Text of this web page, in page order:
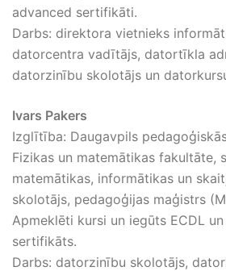
advanced sertifikāti.
Darbs: direktora vietnieks
datorcentra vadītājs, datortīkla
datorzinību skolotājs un
Ivars Pakers
Izglītība: Daugavpils
Fizikas un matemātikas fakultāte,
matemātikas, informātikas un
skolotājs, pedagoģijas maģistrs
Apmeklēti kursi un iegūts ECDL
sertifikāts.
Darbs: datorzinību skolotājs,